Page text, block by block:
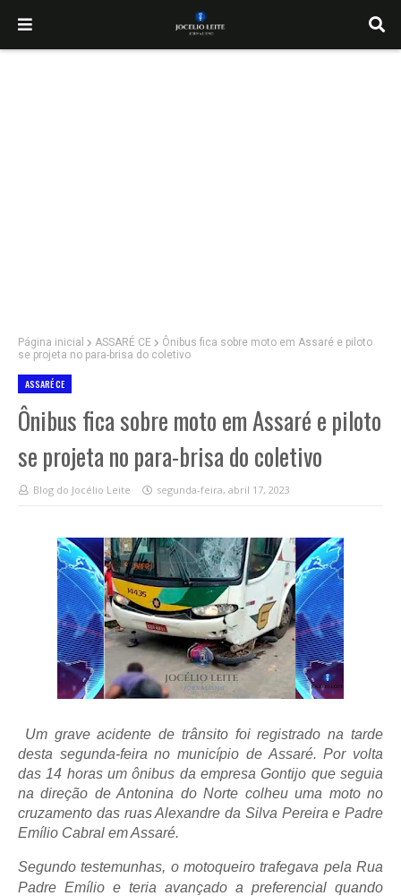
Página inicial ASSARÉ CE
Ônibus fica sobre moto em Assaré e piloto
se projeta no para-brisa do coletivo
ASSARÉ CE
Ônibus fica sobre moto em Assaré e piloto
se projeta no para-brisa do coletivo
Blog do Jocélio Leite segunda-feira, abril 17, 2023
Um grave acidente de trânsito foi registrado na tarde
desta segunda-feira no município de Assaré. Por volta
das 14 horas um ônibus da empresa Gontijo que seguia
na direção de Antonina do Norte colheu uma moto no
cruzamento das ruas Alexandre da Silva Pereira e Padre
Emílio Cabral em Assaré.
Segundo testemunhas, o motoqueiro trafegava pela Rua
Padre Emílio e teria avançado a preferencial quando